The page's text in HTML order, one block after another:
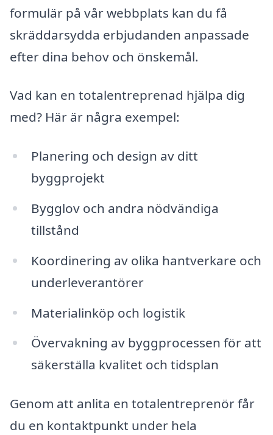
formulär på vår webbplats kan du få
skräddarsydda erbjudanden anpassade
efter dina behov och önskemål.
Vad kan en totalentreprenad hjälpa dig
med? Här är några exempel:
Planering och design av ditt
byggprojekt
Bygglov och andra nödvändiga
tillstånd
Koordinering av olika hantverkare och
underleverantörer
Materialinköp och logistik
Övervakning av byggprocessen för att
säkerställa kvalitet och tidsplan
Genom att anlita en totalentreprenör får
du en kontaktpunkt under hela